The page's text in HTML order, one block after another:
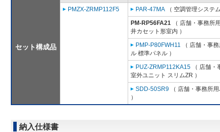
セット構成品
PMZX-ZRMP112F5
PAR-47MA （ 空調管理システ
PM-RP56FA21 （ 店舗・事務所
井カセット形室内 ）
PMP-P80FWH11 （ 店舗・事
ル 標準パネル ）
PUZ-ZRMP112KA15 （ 店舗
室外ユニット スリムZR ）
SDD-50SR9 （ 店舗・事務所
）
納入仕様書